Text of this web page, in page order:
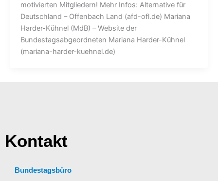
motivierten Mitgliedern! Mehr Infos: Alternative für
Deutschland – Offenbach Land (afd-ofl.de) Mariana
Harder-Kühnel (MdB) – Website der
Bundestagsabgeordneten Mariana Harder-Kühnel
(mariana-harder-kuehnel.de)
Kontakt
Bundestagsbüro